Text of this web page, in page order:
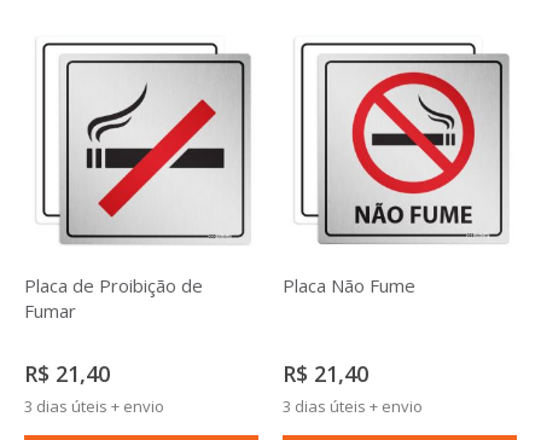
Placa de Proibição de
Fumar
R$ 21,40
3 dias úteis + envio
Placa Não Fume
R$ 21,40
3 dias úteis + envio